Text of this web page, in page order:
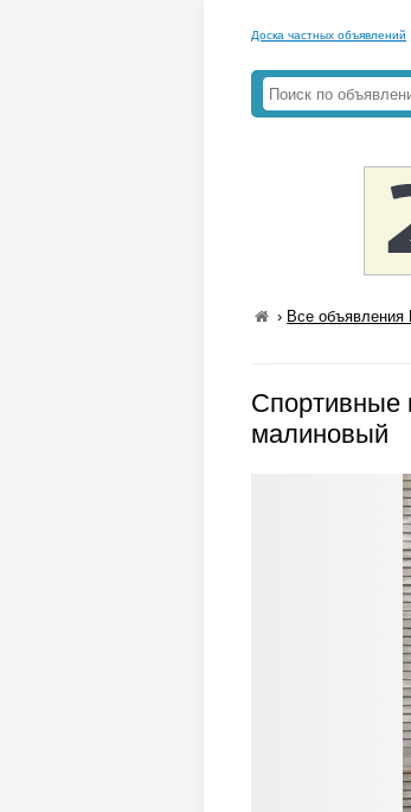
Доска частных объявлений
› Все объявления
Спортивные
малиновый